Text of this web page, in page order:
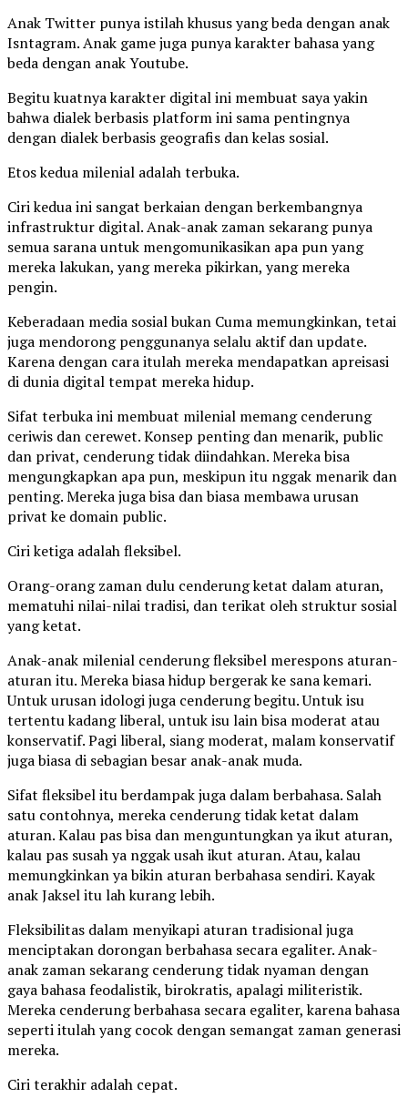
Anak Twitter punya istilah khusus yang beda dengan anak
Isntagram. Anak game juga punya karakter bahasa yang
beda dengan anak Youtube.
Begitu kuatnya karakter digital ini membuat saya yakin
bahwa dialek berbasis platform ini sama pentingnya
dengan dialek berbasis geografis dan kelas sosial.
Etos kedua milenial adalah terbuka.
Ciri kedua ini sangat berkaian dengan berkembangnya
infrastruktur digital. Anak-anak zaman sekarang punya
semua sarana untuk mengomunikasikan apa pun yang
mereka lakukan, yang mereka pikirkan, yang mereka
pengin.
Keberadaan media sosial bukan Cuma memungkinkan, tetai
juga mendorong penggunanya selalu aktif dan update.
Karena dengan cara itulah mereka mendapatkan apreisasi
di dunia digital tempat mereka hidup.
Sifat terbuka ini membuat milenial memang cenderung
ceriwis dan cerewet. Konsep penting dan menarik, public
dan privat, cenderung tidak diindahkan. Mereka bisa
mengungkapkan apa pun, meskipun itu nggak menarik dan
penting. Mereka juga bisa dan biasa membawa urusan
privat ke domain public.
Ciri ketiga adalah fleksibel.
Orang-orang zaman dulu cenderung ketat dalam aturan,
mematuhi nilai-nilai tradisi, dan terikat oleh struktur sosial
yang ketat.
Anak-anak milenial cenderung fleksibel merespons aturan-
aturan itu. Mereka biasa hidup bergerak ke sana kemari.
Untuk urusan idologi juga cenderung begitu. Untuk isu
tertentu kadang liberal, untuk isu lain bisa moderat atau
konservatif. Pagi liberal, siang moderat, malam konservatif
juga biasa di sebagian besar anak-anak muda.
Sifat fleksibel itu berdampak juga dalam berbahasa. Salah
satu contohnya, mereka cenderung tidak ketat dalam
aturan. Kalau pas bisa dan menguntungkan ya ikut aturan,
kalau pas susah ya nggak usah ikut aturan. Atau, kalau
memungkinkan ya bikin aturan berbahasa sendiri. Kayak
anak Jaksel itu lah kurang lebih.
Fleksibilitas dalam menyikapi aturan tradisional juga
menciptakan dorongan berbahasa secara egaliter. Anak-
anak zaman sekarang cenderung tidak nyaman dengan
gaya bahasa feodalistik, birokratis, apalagi militeristik.
Mereka cenderung berbahasa secara egaliter, karena bahasa
seperti itulah yang cocok dengan semangat zaman generasi
mereka.
Ciri terakhir adalah cepat.